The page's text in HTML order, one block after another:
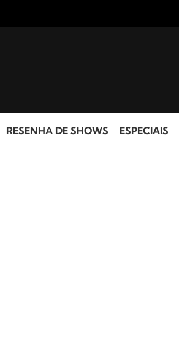
RESENHA DE SHOWS ESPECIAIS